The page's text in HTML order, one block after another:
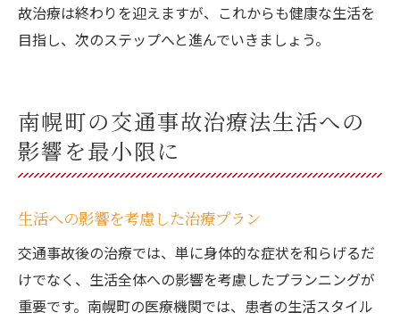
故治療は終わりを迎えますが、これからも健康な生活を
目指し、次のステップへと進んでいきましょう。
南幌町の交通事故治療法生活への
影響を最小限に
生活への影響を考慮した治療プラン
交通事故後の治療では、単に身体的な症状を和らげるだ
けでなく、生活全体への影響を考慮したプランニングが
重要です。南幌町の医療機関では、患者の生活スタイル